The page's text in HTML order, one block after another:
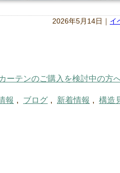
2026年5月14日｜ イ
ーテンのご購入を検討中の方
報 , ブログ , 新着情報 , 構造